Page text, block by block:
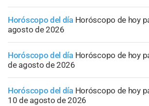
Horóscopo del día Horóscopo de hoy
agosto de 2026
Horóscopo del día Horóscopo de hoy
de agosto de 2026
Horóscopo del día Horóscopo de hoy
10 de agosto de 2026